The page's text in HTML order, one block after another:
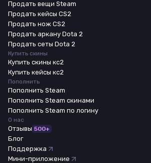
Продать вещи Steam
Продать кейсы CS2
Продать нож CS2
Продать аркану Dota 2
Продать сеты Dota 2
Купить скины
Купить скины кс2
Купить кейсы кс2
Пополнить
Пополнить Steam
Пополнить Steam скинами
Пополнить Steam по логину
О нас
Отзывы 500+
Блог
Поддержка
Мини-приложение